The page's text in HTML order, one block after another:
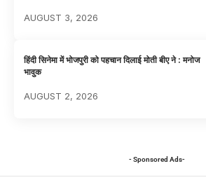
AUGUST 3, 2026
हिंदी सिनेमा में भोजपुरी को पहचान दिलाई मोती बीए ने : मनोज
भावुक
AUGUST 2, 2026
- Sponsored Ads-